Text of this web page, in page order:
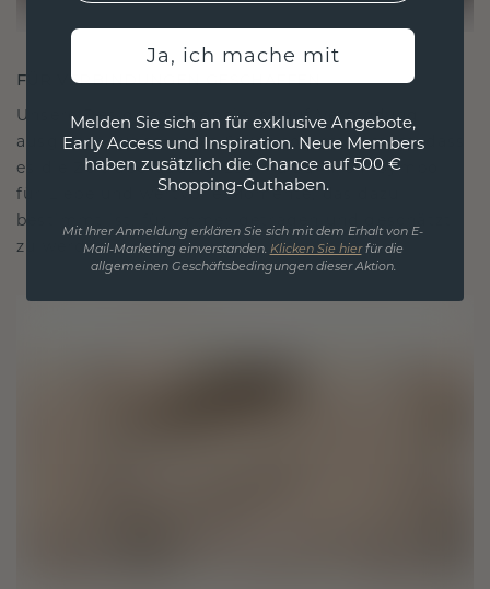
FÜR VERBINDUNGEN GESCHAFFEN
Unsere Designphilosophie ist auf Verbindung
ausgelegt, wobei jedes Stück so gestaltet ist, dass
es die Zeit überdauert. Es wird zu Ihrem Symbol
für Liebe und wertvolle Momente, das dazu
bestimmt ist, für immer getragen und geschätzt
zu werden.
Ja, ich mache mit
Melden Sie sich an für exklusive Angebote,
Early Access und Inspiration. Neue Members
haben zusätzlich die Chance auf 500 €
Shopping-Guthaben.
Mit Ihrer Anmeldung erklären Sie sich mit dem Erhalt von E-
Mail-Marketing einverstanden. Klicken Sie hierfür die
allgemeinen Geschäftsbedingungen dieser Aktion.